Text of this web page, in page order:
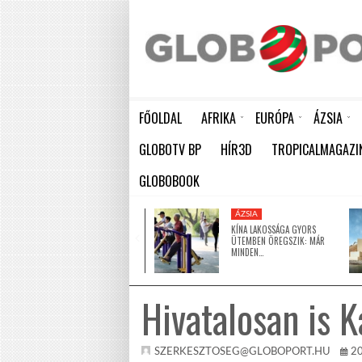
FŐOLDAL AFRIKA EURÓPA ÁZSIA
GLOBOTV BP HÍR3D
GLOBOBOOK
ÁZSIA
KÍNA LAKOSSÁGA GYORS
ÜTEMBEN ÖREGSZIK: MÁR
MINDEN…
Hivatalosan is
SZERKESZTOSEG@GLOBOPORT.HU